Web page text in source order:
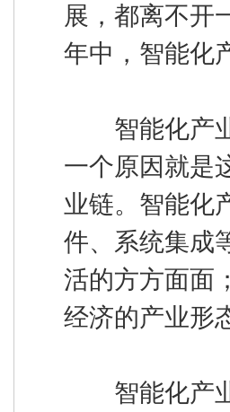
展，都离不
年中，智能化
智能化产业
一个原因就是
业链。智能化
件、系统集成
活的方方面面
经济的产业形
智能化产业